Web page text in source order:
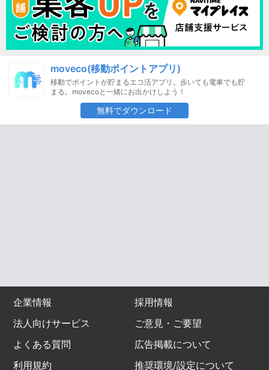
moveco(移動ポイントアプリ)
移動でポイントが貯まるエコ活アプリ。歩いても電車でも貯
まる。movecoと一緒にお出かけしよう！
無料でダウンロード
企業情報
採用情報
法人向けサービス
ご意見・ご要望
よくある質問
広告掲載について
利用規約
推奨環境/設定について